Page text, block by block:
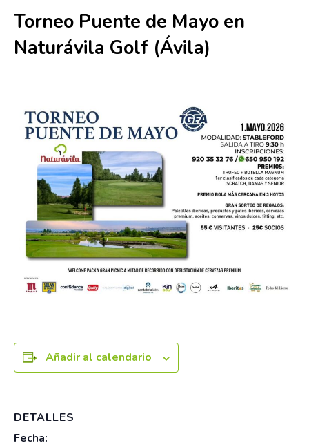
Torneo Puente de Mayo en
Naturávila Golf (Ávila)
Añadir al calendario
DETALLES
Fecha: